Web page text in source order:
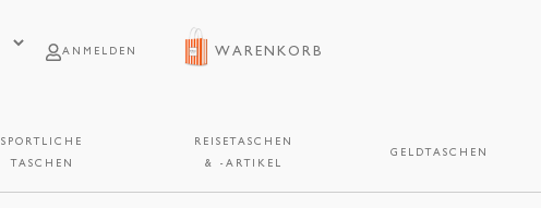
ANMELDEN WARENKORB
SPORTLICHE
TASCHEN
REISETASCHEN
& -ARTIKEL
GELDTASCHEN